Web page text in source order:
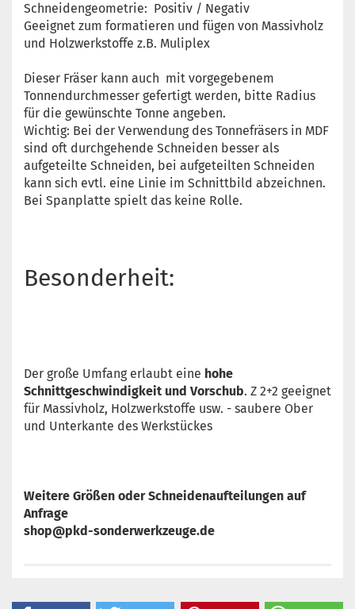
Schneidengeometrie: Positiv / Negativ
Geeignet zum formatieren und fügen von Massivholz
und Holzwerkstoffe z.B. Muliplex
Dieser Fräser kann auch mit vorgegebenem
Tonnendurchmesser gefertigt werden, bitte Radius
für die gewünschte Tonne angeben.
Wichtig: Bei der Verwendung des Tonnefräsers in MDF
sind oft durchgehende Schneiden besser als
aufgeteilte Schneiden, bei aufgeteilten Schneiden
kann sich evtl. eine Linie im Schnittbild abzeichnen.
Bei Spanplatte spielt das keine Rolle.
Besonderheit:
Der große Umfang erlaubt eine hohe
Schnittgeschwindigkeit und Vorschub. Z 2+2 geeignet
für Massivholz, Holzwerkstoffe usw. - saubere Ober
und Unterkante des Werkstückes
Weitere Größen oder Schneidenaufteilungen auf
Anfrage
shop@pkd-sonderwerkzeuge.de